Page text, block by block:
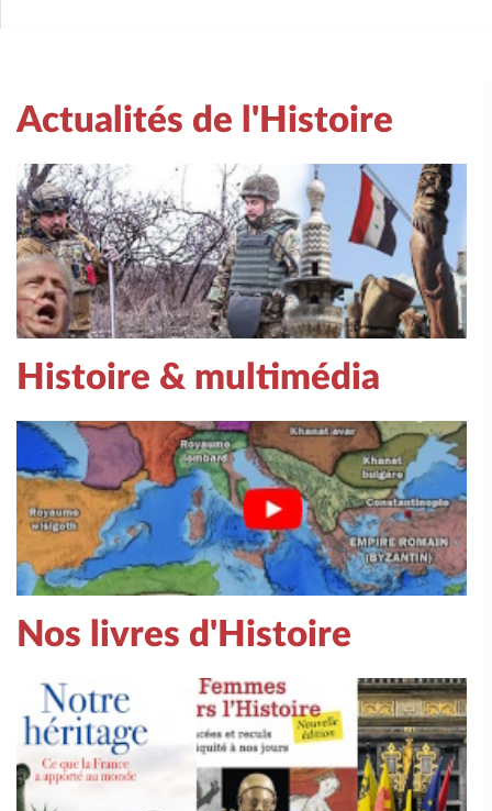
Actualités de l'Histoire
Histoire & multimédia
Nos livres d'Histoire